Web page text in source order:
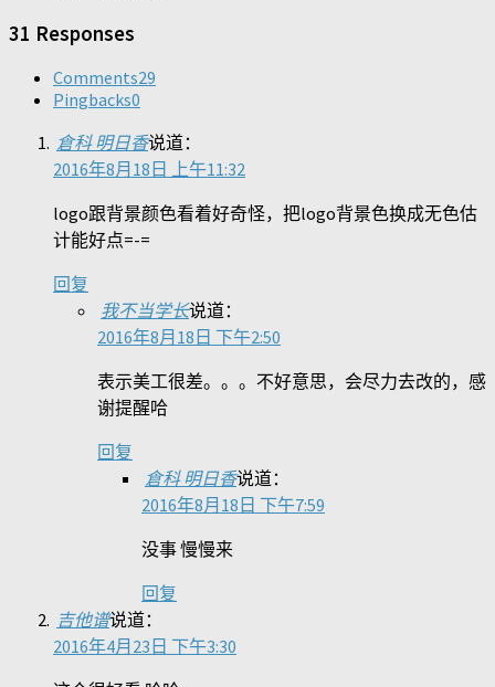
31 Responses
Comments29
Pingbacks0
倉科 明日香说道：
2016年8月18日 上午11:32
logo跟背景颜色看着好奇怪，把logo背景色换成无色估
计能好点=-=
回复
我不当学长说道：
2016年8月18日 下午2:50
表示美工很差。。。不好意思，会尽力去改的，感
谢提醒哈
回复
倉科 明日香说道：
2016年8月18日 下午7:59
没事 慢慢来
回复
吉他谱说道：
2016年4月23日 下午3:30